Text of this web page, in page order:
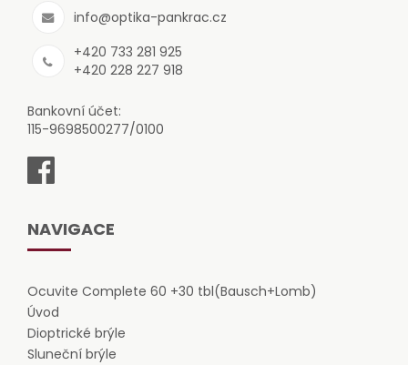
info@optika-pankrac.cz
+420 733 281 925
+420 228 227 918
Bankovní účet:
115-9698500277/0100
NAVIGACE
Ocuvite Complete 60 +30 tbl(Bausch+Lomb)
Úvod
Dioptrické brýle
Sluneční brýle